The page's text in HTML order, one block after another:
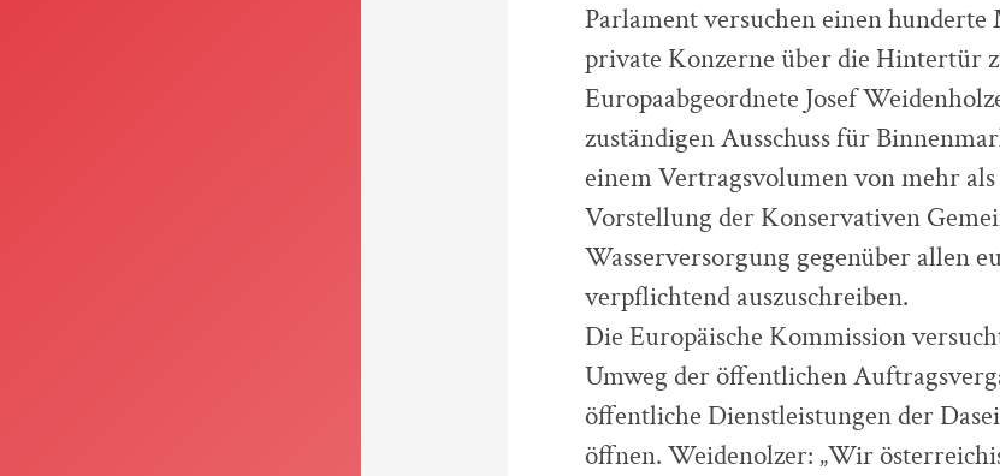
Parlament versuchen einen
private Konzerne über die Hintertür
Europaabgeordnete Josef
zuständigen Ausschuss für
einem Vertragsvolumen von mehr
Vorstellung der Konservativen
Wasserversorgung gegenüber allen
verpflichtend auszuschreiben.
Die Europäische Kommission
Umweg der öffentlichen
öffentliche Dienstleistungen der
öffnen. Weidenolzer: „Wir